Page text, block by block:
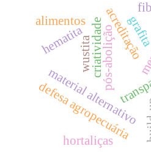
criatividade
material alternativo
defesa agropecuária
wustita acreditação
pós-abolição
hematita
hortaliças
alimentos grafita